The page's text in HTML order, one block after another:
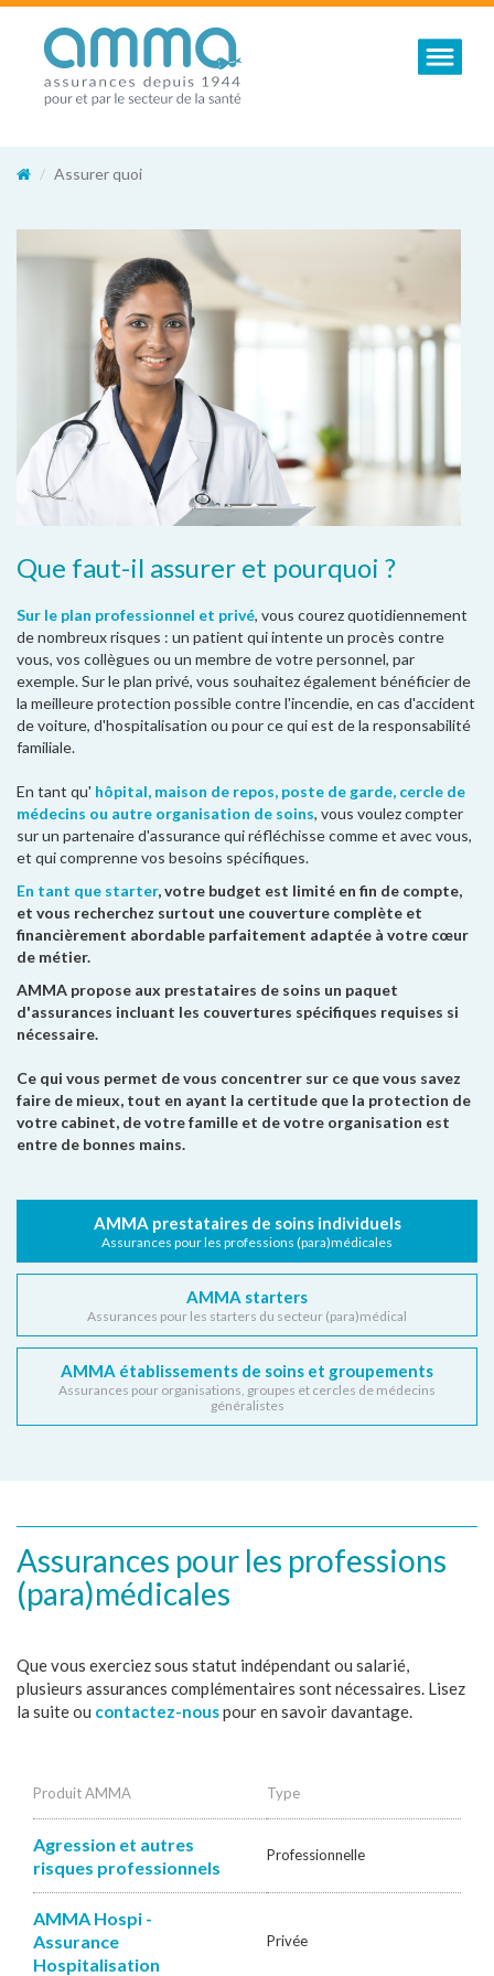
Toggle
Assurer quoi
Que faut-il assurer et pourquoi ?
Sur le plan professionnel et privé, vous courez quotidiennement
de nombreux risques : un patient qui intente un procès contre
vous, vos collègues ou un membre de votre personnel, par
exemple. Sur le plan privé, vous souhaitez également bénéficier de
la meilleure protection possible contre l'incendie, en cas d'accident
de voiture, d'hospitalisation ou pour ce qui est de la responsabilité
familiale.
En tant qu' hôpital, maison de repos, poste de garde, cercle de
médecins ou autre organisation de soins, vous voulez compter
sur un partenaire d'assurance qui réfléchisse comme et avec vous,
et qui comprenne vos besoins spécifiques.
En tant que starter, votre budget est limité en fin de compte,
et vous recherchez surtout une couverture complète et
financièrement abordable parfaitement adaptée à votre cœur
de métier.
AMMA propose aux prestataires de soins un paquet
d'assurances incluant les couvertures spécifiques requises si
nécessaire.
Ce qui vous permet de vous concentrer sur ce que vous savez
faire de mieux, tout en ayant la certitude que la protection de
votre cabinet, de votre famille et de votre organisation est
entre de bonnes mains.
AMMA prestataires de soins individuels
Assurances pour les professions (para)médicales
AMMA starters
Assurances pour les starters du secteur (para)médical
AMMA établissements de soins et groupements
Assurances pour organisations, groupes et cercles de médecins
généralistes
Assurances pour les professions
(para)médicales
Que vous exerciez sous statut indépendant ou salarié,
plusieurs assurances complémentaires sont nécessaires. Lisez
la suite ou contactez-nouspour en savoir davantage.
Produit AMMA Type
Agression et autres
risques professionnels
Professionnelle
AMMA Hospi -
Assurance
Hospitalisation
Privée